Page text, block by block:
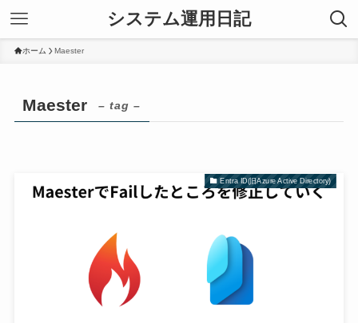
システム運用日記
ホーム Maester
Maester – tag –
Entra ID(旧Azure Active Directory)